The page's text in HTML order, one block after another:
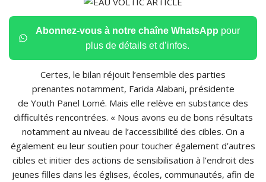
Abonnez-vous à notre chaîne WhatsApp pour
plus de détails et d’infos.
Certes, le bilan réjouit l’ensemble des parties
prenantes notamment, Farida Alabani, présidente
de Youth Panel Lomé. Mais elle relève en substance des
difficultés rencontrées. « Nous avons eu de bons résultats
notamment au niveau de l’accessibilité des cibles. On a
également eu leur soutien pour toucher également d’autres
cibles et initier des actions de sensibilisation à l’endroit des
jeunes filles dans les églises, écoles, communautés, afin de